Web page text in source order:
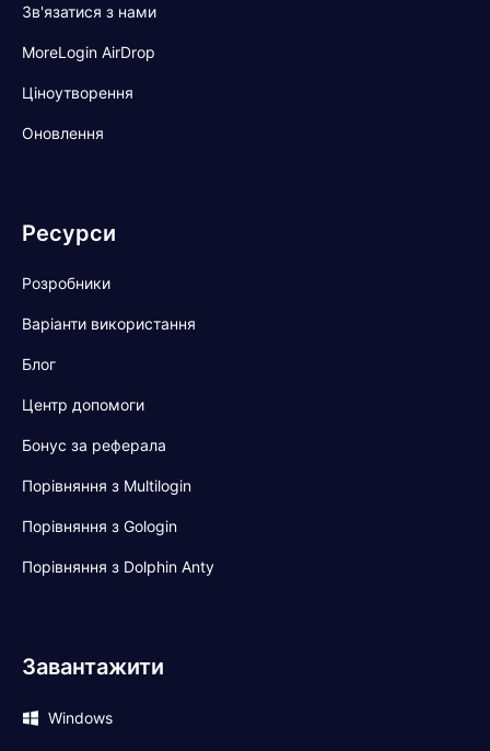
Зв'язатися з нами
MoreLogin AirDrop
Ціноутворення
Оновлення
Ресурси
Розробники
Варіанти використання
Блог
Центр допомоги
Бонус за реферала
Порівняння з Multilogin
Порівняння з Gologin
Порівняння з Dolphin Anty
Завантажити
Windows